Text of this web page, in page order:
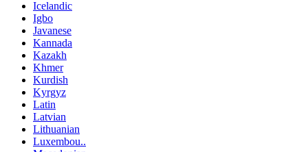
Icelandic
Igbo
Javanese
Kannada
Kazakh
Khmer
Kurdish
Kyrgyz
Latin
Latvian
Lithuanian
Luxembou..